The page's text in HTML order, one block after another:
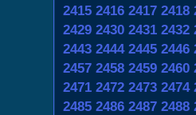
2415 2416 2417 2418
2429 2430 2431 2432
2443 2444 2445 2446
2457 2458 2459 2460
2471 2472 2473 2474
2485 2486 2487 2488